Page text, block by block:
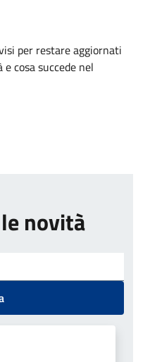
per restare aggiornati
cosa succede nel
novità